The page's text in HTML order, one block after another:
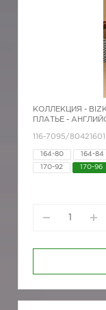
КОЛЛЕКЦИЯ -
ПЛАТЬЕ -
116-7095/80421601
164-80 164-84
170-92 170-96